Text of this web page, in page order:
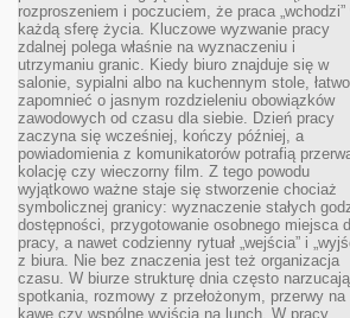
rozproszeniem i poczuciem, że praca „wchodzi”
każdą sferę życia. Kluczowe wyzwanie pracy
zdalnej polega właśnie na wyznaczeniu i
utrzymaniu granic. Kiedy biuro znajduje się w
salonie, sypialni albo na kuchennym stole, łatwo
zapomnieć o jasnym rozdzieleniu obowiązków
zawodowych od czasu dla siebie. Dzień pracy
zaczyna się wcześniej, kończy później, a
powiadomienia z komunikatorów potrafią
kolację czy wieczorny film. Z tego powodu
wyjątkowo ważne staje się stworzenie chociaż
symbolicznej granicy: wyznaczenie stałych
dostępności, przygotowanie osobnego miejsca
pracy, a nawet codzienny rytuał „wejścia” i
z biura. Nie bez znaczenia jest też organizacja
czasu. W biurze strukturę dnia często narzucają
spotkania, rozmowy z przełożonym, przerwy na
kawę czy wspólne wyjścia na lunch. W pracy